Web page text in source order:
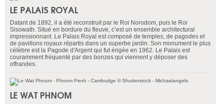
LE PALAIS ROYAL
Datant de 1892, il a été reconstruit par le Roi Norodom, puis le Roi
Sisowath. Situé en bordure du fleuve, c’est un ensemble architectural
impressionnant. Le Palais Royal est composé de temples, de pagodes et
de pavillons royaux répartis dans un superbe jardin. Son monument le plus
célèbre est la Pagode d'Argent qui fut érigée en 1962. Le Palais est
couramment fréquenté par des bonzes qui viennent y déposer des
offrandes.
LE WAT PHNOM